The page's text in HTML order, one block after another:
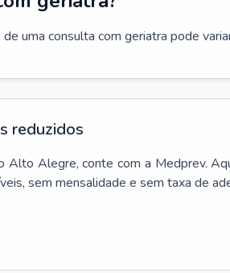
uma consulta com geriatra pode
reduzidos
Alto Alegre, conte com a Medprev.
sem mensalidade e sem taxa de